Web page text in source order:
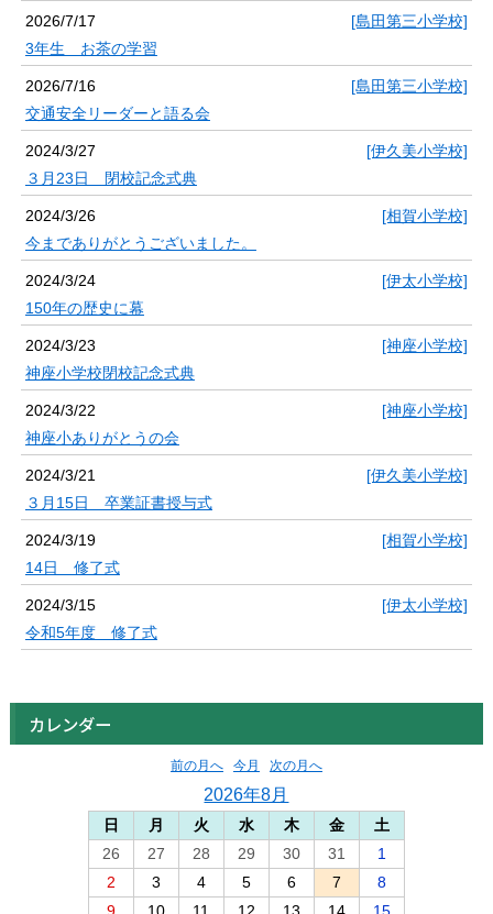
2026/7/17
[島田第三小学校]
3年生 お茶の学習
2026/7/16
[島田第三小学校]
交通安全リーダーと語る会
2024/3/27
[伊久美小学校]
３月23日 閉校記念式典
2024/3/26
[相賀小学校]
今までありがとうございました。
2024/3/24
[伊太小学校]
150年の歴史に幕
2024/3/23
[神座小学校]
神座小学校閉校記念式典
2024/3/22
[神座小学校]
神座小ありがとうの会
2024/3/21
[伊久美小学校]
３月15日 卒業証書授与式
2024/3/19
[相賀小学校]
14日 修了式
2024/3/15
[伊太小学校]
令和5年度 修了式
カレンダー
前の月へ 今月 次の月へ
2026年8月
日 月 火 水 木 金
土
26
27 28 29 30 31
1
2
3 4 5 6 7
8
9
10 11 12 13 14 15